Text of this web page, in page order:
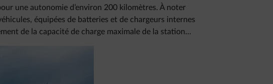
une autonomie d’environ 200 kilomètres. À noter
équipées de batteries et de chargeurs internes
de la capacité de charge maximale de la station…